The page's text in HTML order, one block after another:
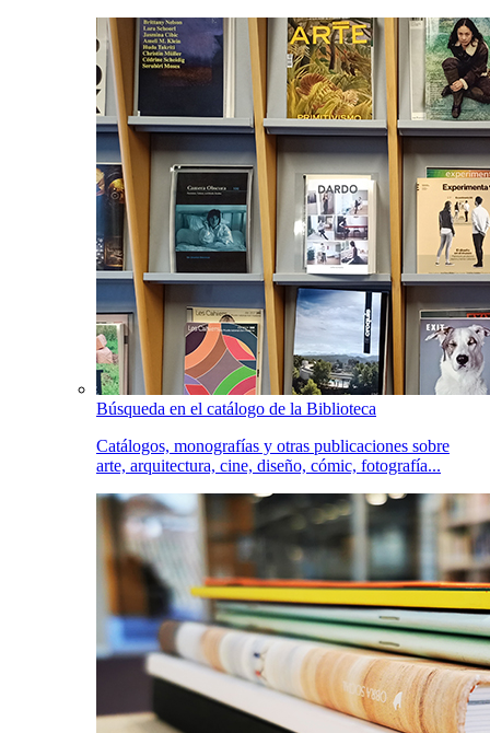
Búsqueda en el catálogo de la Biblioteca
Catálogos, monografías y otras publicaciones sobre
arte, arquitectura, cine, diseño, cómic, fotografía...